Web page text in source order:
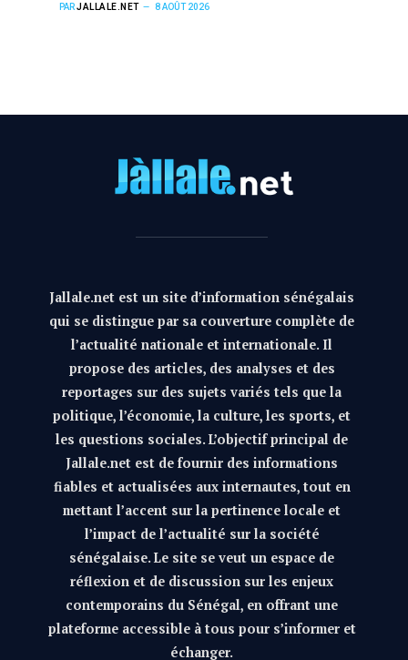
PARJALLALE.NET 8 AOÛT 2026
Jallale.net est un site d’information sénégalais
qui se distingue par sa couverture complète de
l’actualité nationale et internationale. Il
propose des articles, des analyses et des
reportages sur des sujets variés tels que la
politique, l’économie, la culture, les sports, et
les questions sociales. L’objectif principal de
Jallale.net est de fournir des informations
fiables et actualisées aux internautes, tout en
mettant l’accent sur la pertinence locale et
l’impact de l’actualité sur la société
sénégalaise. Le site se veut un espace de
réflexion et de discussion sur les enjeux
contemporains du Sénégal, en offrant une
plateforme accessible à tous pour s’informer et
échanger.